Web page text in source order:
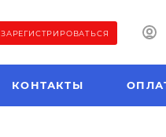
ЗАРЕГИСТРИРОВАТЬСЯ
КОНТАКТЫ